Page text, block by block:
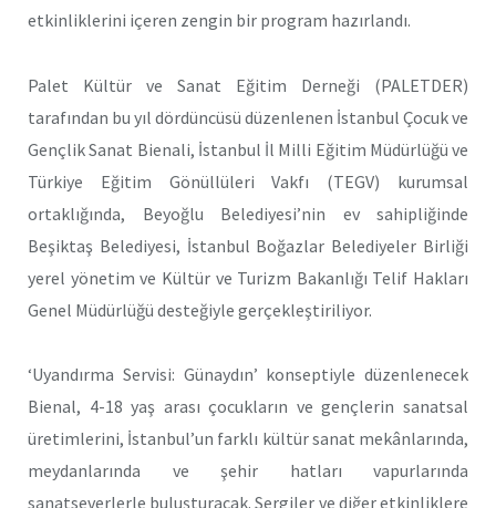
etkinliklerini içeren zengin bir program hazırlandı.
Palet Kültür ve Sanat Eğitim Derneği (PALETDER)
tarafından bu yıl dördüncüsü düzenlenen İstanbul Çocuk ve
Gençlik Sanat Bienali, İstanbul İl Milli Eğitim Müdürlüğü ve
Türkiye Eğitim Gönüllüleri Vakfı (TEGV) kurumsal
ortaklığında, Beyoğlu Belediyesi’nin ev sahipliğinde
Beşiktaş Belediyesi, İstanbul Boğazlar Belediyeler Birliği
yerel yönetim ve Kültür ve Turizm Bakanlığı Telif Hakları
Genel Müdürlüğü desteğiyle gerçekleştiriliyor.
‘Uyandırma Servisi: Günaydın’ konseptiyle düzenlenecek
Bienal, 4-18 yaş arası çocukların ve gençlerin sanatsal
üretimlerini, İstanbul’un farklı kültür sanat mekânlarında,
meydanlarında ve şehir hatları vapurlarında
sanatseverlerle buluşturacak. Sergiler ve diğer etkinliklere